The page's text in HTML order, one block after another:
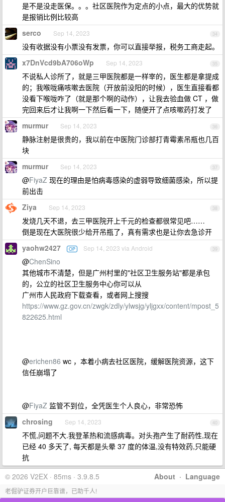
是不是没走医保。。。社区医院作为定点的小点，最大的优势就
是报销比例比较高
34
serco Sep 14, 2023
没有收据没有小票没有发票，你可以直接举报，税务工商走起。
35
x7DnVcd9bA706oWp Sep 14, 2023
不说私人诊所了，就是三甲医院都是一样宰的，医生都是拿提成
的；我喉咙痛咳嗽去医院（开放前没阳的时候），医生直接看都
没看下喉咙咋了（就是那个啊的动作），让我去验血做 CT ，做
完回来后才让我啊一下然后看一下，随便开了点咳嗽药打发了
36
murmur Sep 14, 2023
静脉注射是很贵的，我以前在中医院门诊部打青霉素吊瓶也几百
块
37
murmur Sep 14, 2023
@FiyaZ 现在的理由是怕病毒感染的虚弱导致细菌感染，所以提
前出击
38
Ziya Sep 14, 2023
发烧几天不退，去三甲医院开上千元的检查都很常见吧……
倒是现在大医院很少给开吊瓶了，真有需求也是让你去急诊开
39
yaohw2427 OP Sep 14, 2023 via Android
@ChenSino
其他城市不清楚，但是广州村里的"社区卫生服务站"都是承包
的，公立的社区卫生服务中心你可以从
广州市人民政府下载查看，或者网上搜搜
https://www.gz.gov.cn/zwgk/zdly/ylwsjg/yljgxx/content/mpost_5
822625.html
@erichen86 wc ，本着小病去社区医院，缓解医院资源，这下
信任崩塌了
@FiyaZ 监管不到位，全凭医生个人良心，非常恐怖
40
chrosing Sep 14, 2023
不慌,问题不大.我登革热和流感病毒。对头孢产生了耐药性,现在
已经 40 多天了, 每天都是头晕 37 度的体温,没有特效药,只能硬
抗
About · Language
© 2026 V2EX · 85ms · 3.9.8.5
老倔驴证券开户巨靠谱，已助千人!